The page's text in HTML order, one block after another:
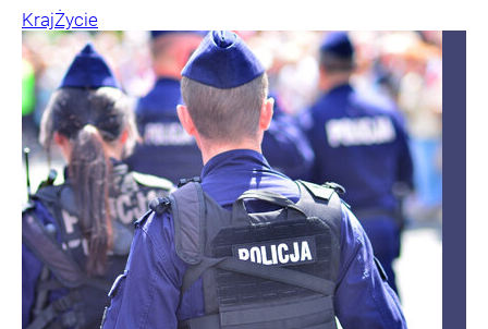
KrajŻycie